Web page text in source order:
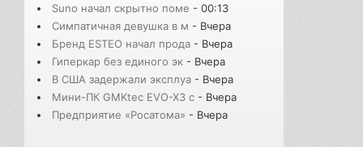
Suno начал скрытно поме - 00:13
Симпатичная девушка в м - Вчера
Бренд ESTEO начал прода - Вчера
Гиперкар без единого эк - Вчера
В США задержали эксплуа - Вчера
Мини-ПК GMKtec EVO-X3 с - Вчера
Предприятие «Росатома» - Вчера